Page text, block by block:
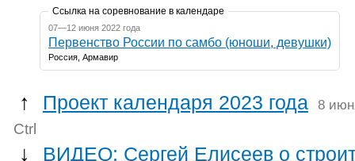
Ссылка на соревнование в календаре
07—12 июня 2022 года
Первенство России по самбо (юноши, девушки)
Россия, Армавир
↑ Проект календаря 2023 года 8
Ctrl
↓ ВИДЕО: Сергей Елисеев о